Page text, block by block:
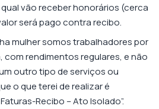
vão receber honorários (cerca
será pago contra recibo.
mulher somos trabalhadores por
rendimentos regulares, e não
outro tipo de serviços ou
o que terei de realizar é
Recibo – Ato Isolado”.